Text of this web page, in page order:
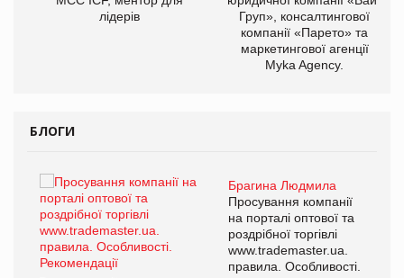
лідерів
Груп», консалтингової
компанії «Парето» та
маркетингової агенції
Myka Agency.
БЛОГИ
Брагина Людмила
Просування компанії
на порталі оптової та
роздрібної торгівлі
www.trademaster.ua.
правила. Особливості.